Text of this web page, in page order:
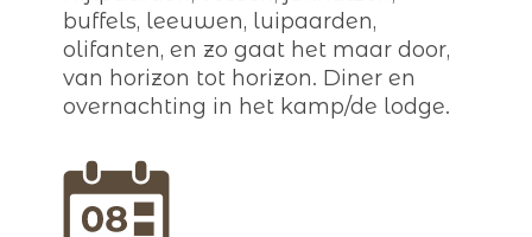
buffels, leeuwen, luipaarden,
olifanten, en zo gaat het maar door,
van horizon tot horizon. Diner en
overnachting in het kamp/de lodge.